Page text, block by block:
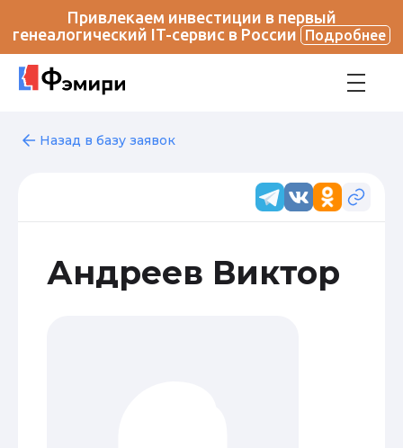
Привлекаем инвестиции в первый
генеалогический IT-сервис в России
Подробнее
Назад в базу заявок
Андреев Виктор